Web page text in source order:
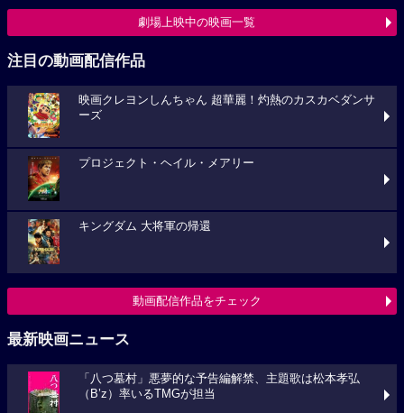
劇場上映中の映画一覧
注目の動画配信作品
映画クレヨンしんちゃん 超華麗！灼熱のカスカベダンサ
ーズ
プロジェクト・ヘイル・メアリー
キングダム 大将軍の帰還
動画配信作品をチェック
最新映画ニュース
「八つ墓村」悪夢的な予告編解禁、主題歌は松本孝弘
（B’z）率いるTMGが担当